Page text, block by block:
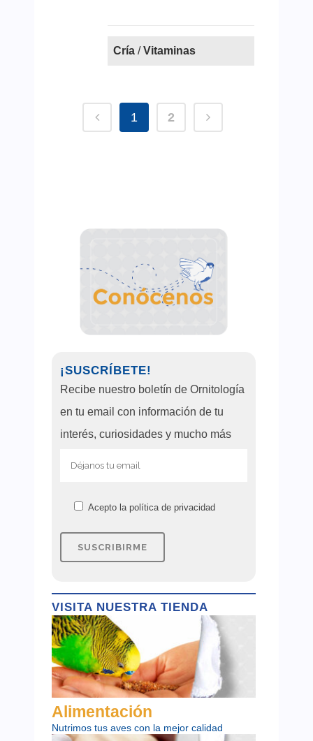
Cría /Vitaminas
1 2
¡SUSCRÍBETE!
Recibe nuestro boletín de Ornitología
en tu email con información de tu
interés, curiosidades y mucho más
Acepto la política de privacidad
VISITA NUESTRA TIENDA
Alimentación
Nutrimos tus aves con la mejor calidad